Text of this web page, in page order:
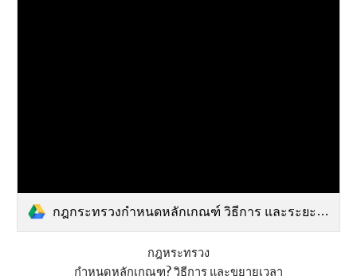
กฎกระทรวงกำหนดหลักเกณฑ์ วิธีการ และระยะเว.pdf
กฎหระทรวง
กำหนดหลักเกณฑ? วิธีการ และขยายเวลา